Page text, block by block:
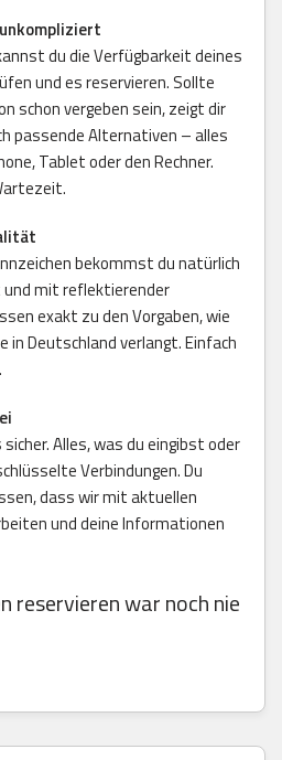
du die Verfügbarkeit deines
und es reservieren. Sollte
schon vergeben sein, zeigt dir
passende Alternativen – alles
Tablet oder den Rechner.
bekommst du natürlich
mit reflektierender
exakt zu den Vorgaben, wie
in Deutschland verlangt. Einfach
Alles, was du eingibst oder
Verbindungen. Du
dass wir mit aktuellen
und deine Informationen
reservieren war noch nie